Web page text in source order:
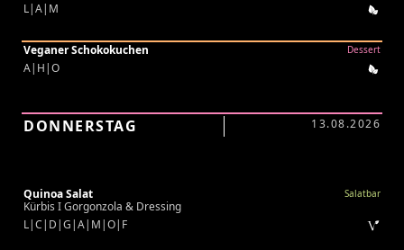
L|A|M
Veganer Schokokuchen Dessert
A|H|O
DONNERSTAG 13.08.2026
Quinoa Salat Salatbar
Kürbis I Gorgonzola & Dressing
L|C|D|G|A|M|O|F